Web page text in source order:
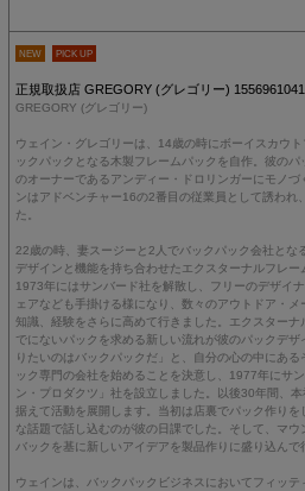
NEW PICK UP
正規取扱店 GREGORY (グレゴリー)
GREGORY (グレゴリー)
ウェイン・グレゴリーは、14歳の時にボーイスカウ
ックパックとなる木製フレームパックを自作。彼の
のオーナーであるアンディー・ドロリンガーにモノ
ンはアドベンチャー16の2番目の従業員として誘われ
た。
22歳の時、妻スージーと2人でバックパック会社とな
デザインと機能を持ち合わせたエクスターナルフレー
1973年にはサンバード社を解散し、フリーのデザイ
ェアなども手掛ける様になり、数々のアウトドア・
知識、経験をさらに高めて行きました。エクスターナ
でにないパックを求める新しい流れが彼のパックデ
りたいのはバックパックだ」と、自分の心の中にあ
ック専門の会社を始めることを決意し、1977年にサ
ン・プロダクツ」社を設立しました。以後30年間、
据えて活動を展開します。当初は店裏でパック作り
な話題で話し込むのが彼の日課でした。そして、マ
バックを基に新しいアイデアを製品作りに盛り込んで
ウェインは、バックパックビジネスにおいてフィッ